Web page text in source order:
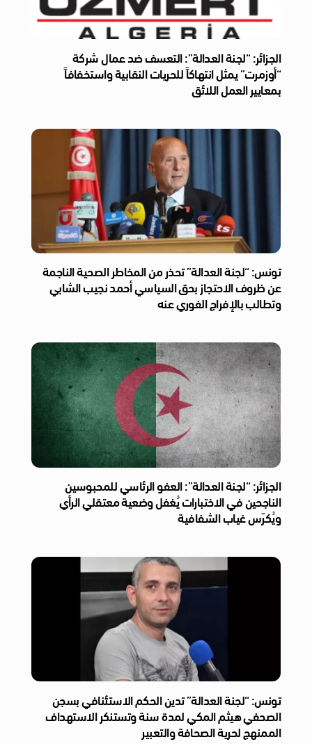
الجزائر: “لجنة العدالة”: التعسف ضد عمال شركة
“أوزمرت” يمثل انتهاكاً للحريات النقابية واستخفافاً
بمعايير العمل اللائق
تونس: “لجنة العدالة” تحذر من المخاطر الصحية الناجمة
عن ظروف الاحتجاز بحق السياسي أحمد نجيب الشابي
وتطالب بالإفراج الفوري عنه
الجزائر: “لجنة العدالة”: العفو الرئاسي للمحبوسين
الناجحين في الاختبارات يُغفل وضعية معتقلي الرأي
ويُكرّس غياب الشفافية
تونس: “لجنة العدالة” تدين الحكم الاستئنافي بسجن
الصحفي هيثم المكي لمدة سنة وتستنكر الاستهداف
الممنهج لحرية الصحافة والتعبير